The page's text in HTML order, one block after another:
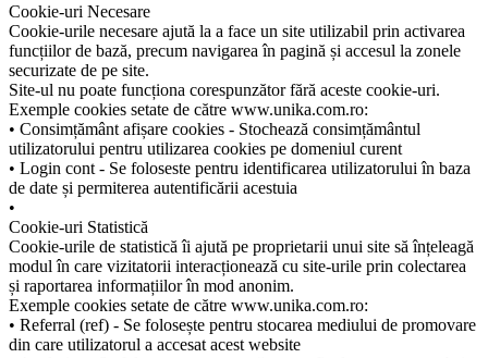
Cookie-uri Necesare
Cookie-urile necesare ajută la a face un site utilizabil prin activarea
funcțiilor de bază, precum navigarea în pagină și accesul la zonele
securizate de pe site.
Site-ul nu poate funcționa corespunzător fără aceste cookie-uri.
Exemple cookies setate de către www.unika.com.ro:
• Consimțământ afișare cookies - Stochează consimțământul
utilizatorului pentru utilizarea cookies pe domeniul curent
• Login cont - Se foloseste pentru identificarea utilizatorului în baza
de date și permiterea autentificării acestuia
•
Cookie-uri Statistică
Cookie-urile de statistică îi ajută pe proprietarii unui site să înțeleagă
modul în care vizitatorii interacționează cu site-urile prin colectarea
și raportarea informațiilor în mod anonim.
Exemple cookies setate de către www.unika.com.ro:
• Referral (ref) - Se folosește pentru stocarea mediului de promovare
din care utilizatorul a accesat acest website